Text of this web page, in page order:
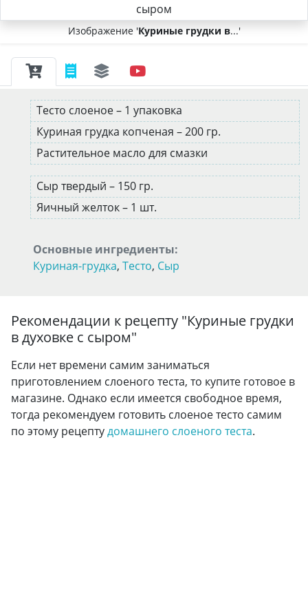
Изображение 'Куриные грудки в...'
Тесто слоеное – 1 упаковка
Куриная грудка копченая – 200 гр.
Растительное масло для смазки
Сыр твердый – 150 гр.
Яичный желток – 1 шт.
Основные ингредиенты:
Куриная-грудка, Тесто, Сыр
Рекомендации к рецепту "Куриные грудки
в духовке с сыром"
Если нет времени самим заниматься
приготовлением слоеного теста, то купите готовое в
магазине. Однако если имеется свободное время,
тогда рекомендуем готовить слоеное тесто самим
по этому рецептудомашнего слоеного теста.